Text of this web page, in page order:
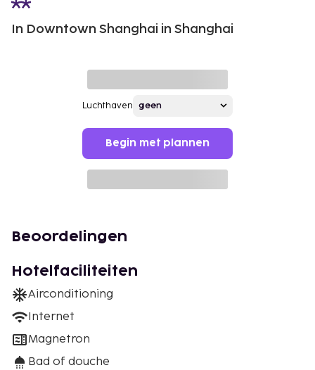
In Downtown Shanghai in Shanghai
Luchthaven
Begin met plannen
Beoordelingen
Hotelfaciliteiten
Airconditioning
Internet
Magnetron
Bad of douche